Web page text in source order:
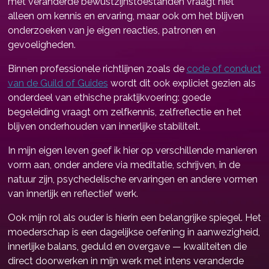
alleen om kennis en ervaring, maar ook om het blijven
onderzoeken van je eigen reacties, patronen en
gevoeligheden.
Binnen professionele richtlijnen zoals de code of conduct
van de Guild of Guides wordt dit ook expliciet gezien als
onderdeel van ethische praktijkvoering: goede
begeleiding vraagt om zelfkennis, zelfreflectie en het
blijven onderhouden van innerlijke stabiliteit.
In mijn eigen leven geef ik hier op verschillende manieren
vorm aan, onder andere via meditatie, schrijven, in de
natuur zijn, psychedelische ervaringen en andere vormen
van innerlijk en reflectief werk.
Ook mijn rol als ouder is hierin een belangrijke spiegel. Het
moederschap is een dagelijkse oefening in aanwezigheid,
innerlijke balans, geduld en overgave — kwaliteiten die
direct doorwerken in mijn werk met intens veranderde